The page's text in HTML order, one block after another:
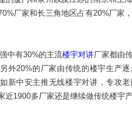
厂家和长三角地区占有20%厂家
中有30%的主流楼宇对讲厂家都由
外20%的厂家由传统的楼宇生产
新中安主推无线楼宇对讲，专攻
近1900多厂家还是继续做传统楼宇